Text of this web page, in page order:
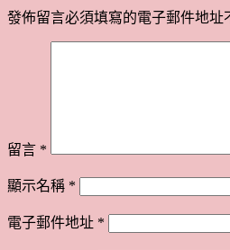
發佈留言必須填寫的電子郵件地址
留言 *
顯示名稱 *
電子郵件地址 *